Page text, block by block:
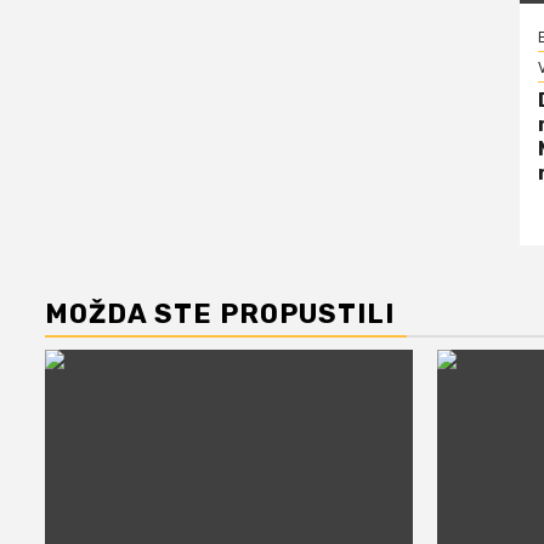
MOŽDA STE PROPUSTILI